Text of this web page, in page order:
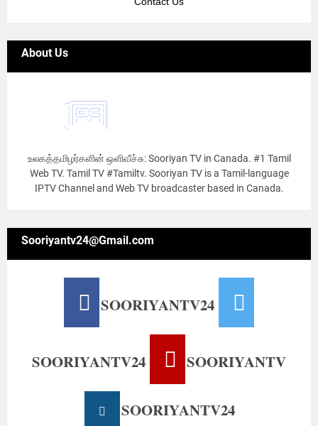
About Us
உலகத்தமிழர்களின் ஒளிவீச்சு: Sooriyan TV in Canada. #1 Tamil
Web TV. Tamil TV #Tamiltv. Sooriyan TV is a Tamil-language
IPTV Channel and Web TV broadcaster based in Canada.
Sooriyantv24@Gmail.com
SOORIYANTV24
SOORIYANTV24 SOORIYANTV
SOORIYANTV24